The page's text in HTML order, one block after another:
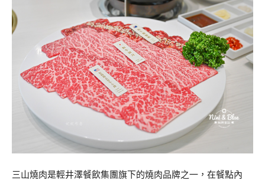
三山燒肉是輕井澤餐飲集團旗下的燒肉品牌之一，在餐點內